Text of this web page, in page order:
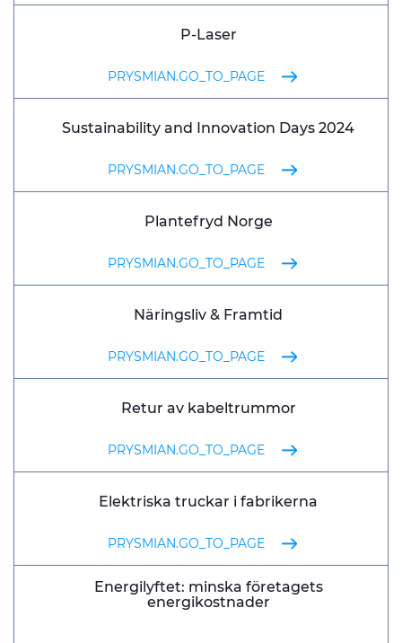
P-Laser
PRYSMIAN.GO_TO_PAGE
Sustainability and Innovation Days 2024
PRYSMIAN.GO_TO_PAGE
Plantefryd Norge
PRYSMIAN.GO_TO_PAGE
Näringsliv & Framtid
PRYSMIAN.GO_TO_PAGE
Retur av kabeltrummor
PRYSMIAN.GO_TO_PAGE
Elektriska truckar i fabrikerna
PRYSMIAN.GO_TO_PAGE
Energilyftet: minska företagets
energikostnader